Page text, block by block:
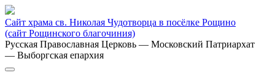
Сайт храма св. Николая Чудотворца в посёлке Рощино
(сайт Рощинского благочиния)
Русская Православная Церковь — Московский Патриархат
— Выборгская епархия